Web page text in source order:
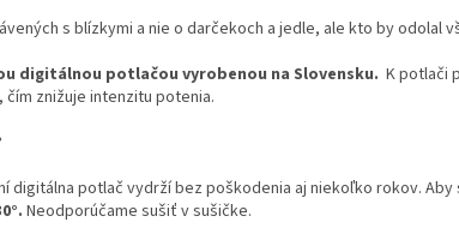
s blízkymi a nie o darčekoch a jedle, ale kto by odolal
digitálnou potlačou vyrobenou na Slovensku. K potlači
znižuje intenzitu potenia.
digitálna potlač vydrží bez poškodenia aj niekoľko rokov.
Neodporúčame sušiť v sušičke.